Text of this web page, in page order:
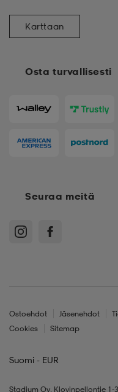
Osta turvallisesti
Karttaan
Seuraa meitä
Ostoehdot Jäsenehdot
Cookies
Sitemap
Suomi - EUR
Stadium Oy, Klovinpellontie 1-